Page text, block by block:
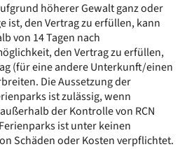
höherer Gewalt ganz oder
ist, den Vertrag zu erfüllen, kann
von 14 Tagen nach
den Vertrag zu erfüllen,
(für eine andere Unterkunft/einen
Die Aussetzung der
ist zulässig, wenn
der Kontrolle von RCN
ist unter keinen
Schäden oder Kosten verpflichtet.